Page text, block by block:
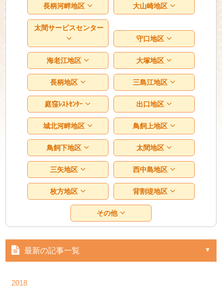
長柄河畔地区 大山崎地区
太間サービスセンター
守口地区
海老江地区 大塚地区
長柄地区 三島江地区
庭窪ﾚｽﾄｾﾝﾀｰ 出口地区
城北河畔地区 鳥飼上地区
鳥飼下地区 太間地区
三矢地区 西中島地区
枚方地区 背割堤地区
その他
最新の記事一覧
2018